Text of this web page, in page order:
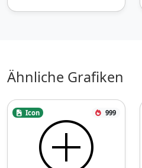
Ähnliche Grafiken
Icon 999